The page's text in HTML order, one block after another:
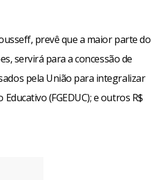
prevê que a maior parte do
servirá para a concessão de
pela União para integralizar
(FGEDUC); e outros R$